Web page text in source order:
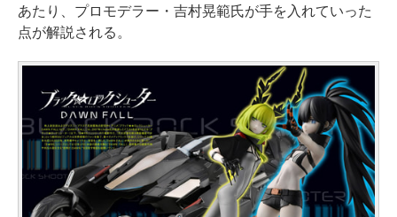
あたり、プロモデラー・吉村晃範氏が手を入れていった
点が解説される。